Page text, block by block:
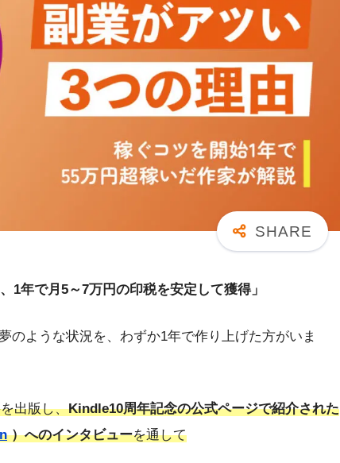
1年で月5～7万円の印税を安定して獲得」
のような状況を、わずか1年で作り上げた方がいま
出版し、Kindle10周年記念の公式ページで紹介された
）へのインタビューを通して